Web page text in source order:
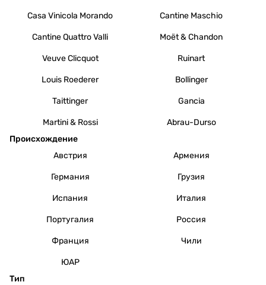
Casa Vinicola Morando Cantine Maschio
Cantine Quattro Valli Moët & Chandon
Veuve Clicquot Ruinart
Louis Roederer Bollinger
Taittinger Gancia
Martini & Rossi
Abrau-Durso
Происхождение
Австрия
Армения
Германия Грузия
Испания Италия
Португалия Россия
Франция Чили
ЮАР
Тип